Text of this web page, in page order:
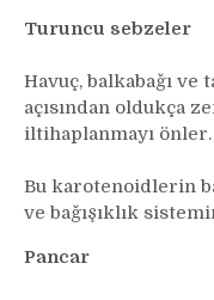
Turuncu sebzeler
Havuç, balkabağı
açısından oldukça
iltihaplanmayı önler.
Bu karotenoidlerin
ve bağışıklık
Pancar